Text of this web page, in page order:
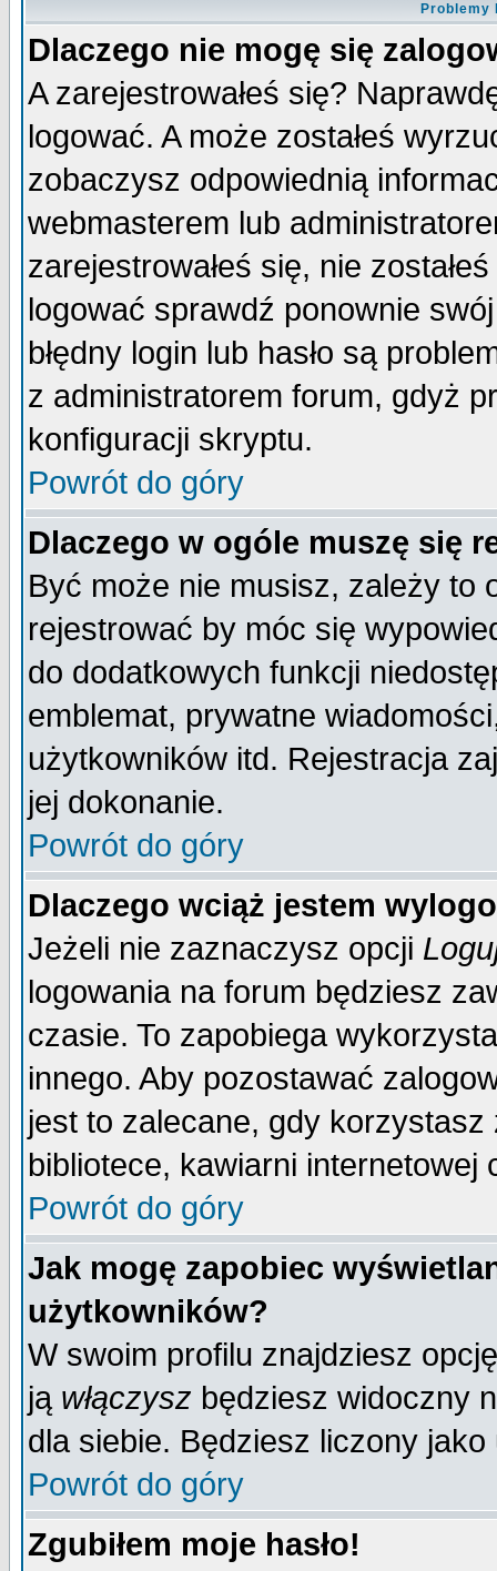
Problemy
Dlaczego nie mogę się
A zarejestrowałeś się?
logować. A może zostałeś
zobaczysz odpowiednią
webmasterem lub
zarejestrowałeś się, nie
logować sprawdź ponownie
błędny login lub hasło są
z administratorem forum, gdyż
konfiguracji skryptu.
Powrót do góry
Dlaczego w ogóle muszę się
Być może nie musisz, zależy to
rejestrować by móc się
do dodatkowych funkcji
emblemat, prywatne
użytkowników itd. Rejestracja
jej dokonanie.
Powrót do góry
Dlaczego wciąż jestem
Jeżeli nie zaznaczysz opcji
logowania na forum będziesz
czasie. To zapobiega
innego. Aby pozostawać
jest to zalecane, gdy
bibliotece, kawiarni internetowej
Powrót do góry
Jak mogę zapobiec
użytkowników?
W swoim profilu znajdziesz
ją włączysz będziesz widoczny
dla siebie. Będziesz liczony
Powrót do góry
Zgubiłem moje hasło!